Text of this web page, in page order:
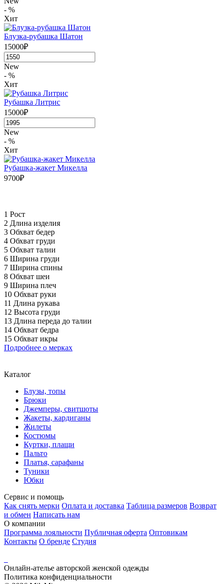
- %
Хит
Блузка-рубашка Шатон
15000₽
New
- %
Хит
Рубашка Литрис
15000₽
New
- %
Хит
Рубашка-жакет Микелла
9700₽
1 Рост
2 Длина изделия
3 Обхват бедер
4 Обхват груди
5 Обхват талии
6 Ширина груди
7 Ширина спины
8 Обхват шеи
9 Ширина плеч
10 Обхват руки
11 Длина рукава
12 Высота груди
13 Длина переда до талии
14 Обхват бедра
15 Обхват икры
Подробнее о мерках
Каталог
Блузы, топы
Брюки
Джемперы, свитшоты
Жакеты, кардиганы
Жилеты
Костюмы
Куртки, плащи
Пальто
Платья, сарафаны
Туники
Юбки
Сервис и помощь
Как снять мерки Оплата и доставка Таблица размеров Возврат
и обмен Написать нам
О компании
Программа лояльности Публичная оферта Оптовикам
Контакты О бренде Студия
Онлайн-ателье авторской женской одежды
Политика конфиденциальности